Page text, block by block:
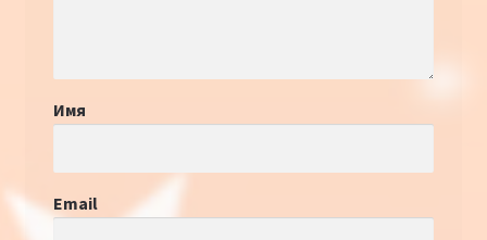
Имя
Email